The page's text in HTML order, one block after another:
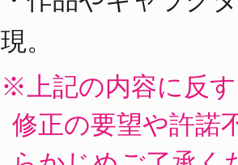
現。
上記の内容に反
修正の要望や許諾